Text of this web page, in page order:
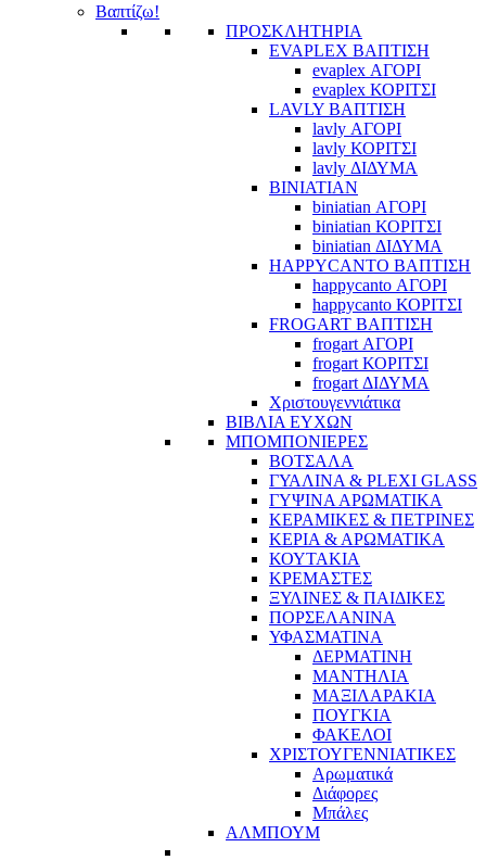
Βαπτίζω!
ΠΡΟΣΚΛΗΤΗΡΙΑ
EVAPLEX ΒΑΠΤΙΣΗ
evaplex ΑΓΟΡΙ
evaplex ΚΟΡΙΤΣΙ
LAVLY ΒΑΠΤΙΣΗ
lavly ΑΓΟΡΙ
lavly ΚΟΡΙΤΣΙ
lavly ΔΙΔΥΜΑ
BINIATIAN
biniatian ΑΓΟΡΙ
biniatian ΚΟΡΙΤΣΙ
biniatian ΔΙΔΥΜΑ
HAPPYCANTO ΒΑΠΤΙΣΗ
happycanto ΑΓΟΡΙ
happycanto ΚΟΡΙΤΣΙ
FROGART ΒΑΠΤΙΣΗ
frogart ΑΓΟΡΙ
frogart ΚΟΡΙΤΣΙ
frogart ΔΙΔΥΜΑ
Χριστουγεννιάτικα
ΒΙΒΛΙΑ ΕΥΧΩΝ
ΜΠΟΜΠΟΝΙΕΡΕΣ
ΒΟΤΣΑΛΑ
ΓΥΑΛΙΝΑ & PLEXI GLASS
ΓΥΨΙΝΑ ΑΡΩΜΑΤΙΚΑ
ΚΕΡΑΜΙΚΕΣ & ΠΕΤΡΙΝΕΣ
ΚΕΡΙΑ & ΑΡΩΜΑΤΙΚΑ
ΚΟΥΤΑΚΙΑ
ΚΡΕΜΑΣΤΕΣ
ΞΥΛΙΝΕΣ & ΠΑΙΔΙΚΕΣ
ΠΟΡΣΕΛΑΝΙΝΑ
ΥΦΑΣΜΑΤΙΝA
ΔΕΡΜΑΤΙΝΗ
ΜΑΝΤΗΛΙΑ
ΜΑΞΙΛΑΡΑΚΙΑ
ΠΟΥΓΚΙΑ
ΦΑΚΕΛΟΙ
ΧΡΙΣΤΟΥΓΕΝΝΙΑΤΙΚΕΣ
Αρωματικά
Διάφορες
Μπάλες
ΑΛΜΠΟΥΜ